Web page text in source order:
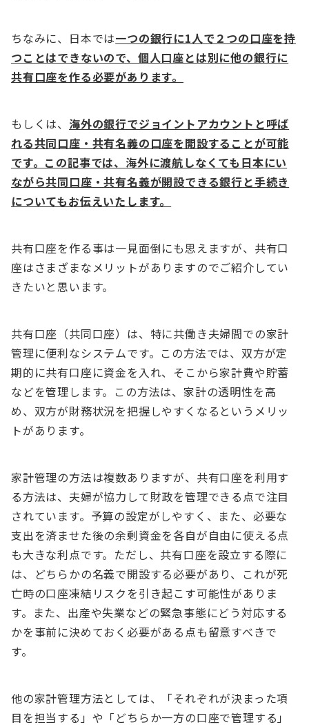
ちなみに、日本では一つの銀行に1人で２つの口座を持
つことはできないので、個人口座とは別に他の銀行に
共有口座を作る必要があります。
もしくは、 海外の銀行でジョイントアカウントと呼ば
れる共同口座・共有名義の口座を開設することが可能
です。この記事では、海外に渡航しなくても日本にい
ながら共同口座・共有名義が開設できる銀行と手続き
についてもお伝えいたします。
共有口座を作る事は一見面倒にも思えますが、共有口
座はさまざまなメリットがありますのでご紹介してい
きたいと思います。
共有口座（共同口座）は、特に共働き夫婦間での家計
管理に便利なシステムです。この方法では、双方が定
期的に共有口座に資金を入れ、そこから家計費や貯蓄
などを管理します。この方法は、家計の透明性を高
め、双方が財務状況を把握しやすくなるというメリッ
トがあります。
家計管理の方法は複数ありますが、共有口座を利用す
る方法は、夫婦が協力して財政を管理できる点で注目
されています。予算の設定がしやすく、また、必要な
支出を済ませた後の余剰資金を各自が自由に使える点
も大きな利点です。ただし、共有口座を設立する際に
は、どちらかの名義で開設する必要があり、これが死
亡時の口座凍結リスクを引き起こす可能性がありま
す。また、出産や失業などの緊急事態にどう対応する
かを事前に決めておく必要がある点も留意すべきで
す。
他の家計管理方法としては、「それぞれが決まった項
目を担当する」や「どちらか一方の口座で管理する」